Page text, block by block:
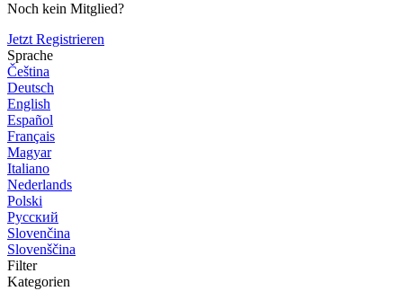
Noch kein Mitglied?
Jetzt Registrieren
Sprache
Čeština
Deutsch
English
Español
Français
Magyar
Italiano
Nederlands
Polski
Русский
Slovenčina
Slovenščina
Filter
Kategorien